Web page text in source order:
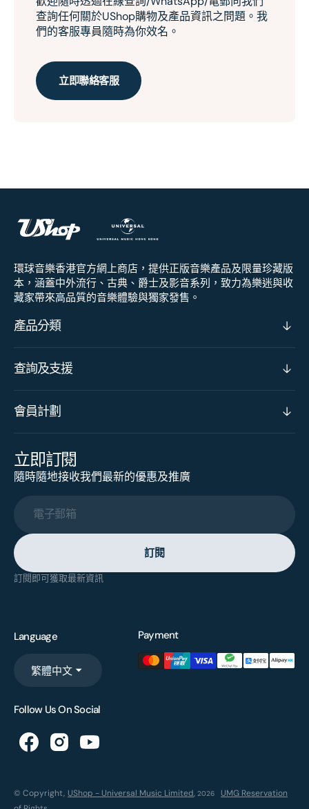
查詢任何關於UShop購物及產品資訊之問題。我
們的客服專員隨時為你效名。
立即聯絡客服
環球音樂香港官方網上商店，提供正版音樂產品及限量珍藏版
本，涵蓋中外流行、古典、爵士及影音系列，致力為樂迷與收
藏家帶來高品質的音樂體驗與獨家發售。
產品分類
查詢及支援
會員計劃
立即訂閱
隨時隨地接收我們最新的優惠及推廣
電子郵箱
訂閱
訂閱即可獲取最新資訊
Language
繁體中文
Payment
Follow Us On Social
© Copyright, UShop - Universal Music Limited, 2026
UMG Reservation